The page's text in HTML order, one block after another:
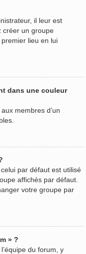
il leur est
créer un groupe
premier lieu en lui
dans une couleur
membres d’un
par défaut est utilisé
affichés par défaut.
votre groupe par
» ?
du forum, y